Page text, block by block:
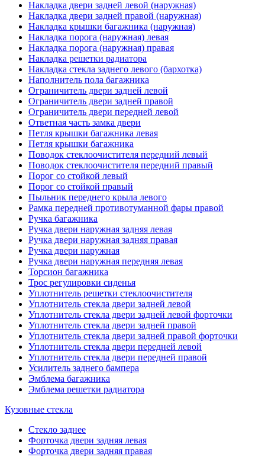
Накладка двери задней левой (наружная)
Накладка двери задней правой (наружная)
Накладка крышки багажника (наружная)
Накладка порога (наружная) левая
Накладка порога (наружная) правая
Накладка решетки радиатора
Накладка стекла заднего левого (бархотка)
Наполнитель пола багажника
Ограничитель двери задней левой
Ограничитель двери задней правой
Ограничитель двери передней левой
Ответная часть замка двери
Петля крышки багажника левая
Петля крышки багажника
Поводок стеклоочистителя передний левый
Поводок стеклоочистителя передний правый
Порог со стойкой левый
Порог со стойкой правый
Пыльник переднего крыла левого
Рамка передней противотуманной фары правой
Ручка багажника
Ручка двери наружная задняя левая
Ручка двери наружная задняя правая
Ручка двери наружная
Ручка двери наружная передняя левая
Торсион багажника
Трос регулировки сиденья
Уплотнитель решетки стеклоочистителя
Уплотнитель стекла двери задней левой
Уплотнитель стекла двери задней левой форточки
Уплотнитель стекла двери задней правой
Уплотнитель стекла двери задней правой форточки
Уплотнитель стекла двери передней левой
Уплотнитель стекла двери передней правой
Усилитель заднего бампера
Эмблема багажника
Эмблема решетки радиатора
Кузовные стекла
Стекло заднее
Форточка двери задняя левая
Форточка двери задняя правая